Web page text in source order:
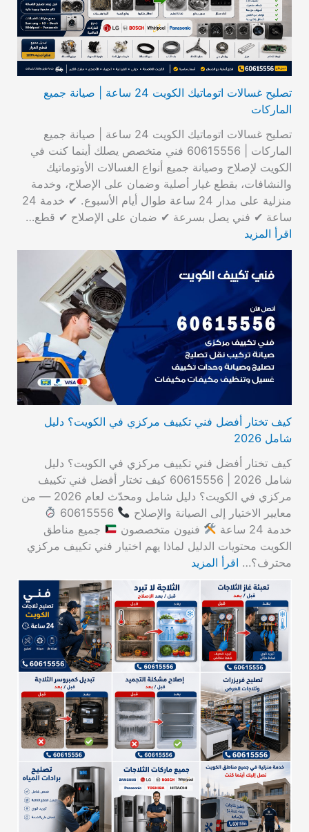
تصليح غسالات اتوماتيك الكويت 24 ساعة | صيانة جميع
الماركات
تصليح غسالات اتوماتيك الكويت 24 ساعة | صيانة جميع
الماركات | 60615556 فني متخصص يصلك أينما كنت في
الكويت لإصلاح وصيانة جميع أنواع الغسالات الأوتوماتيك
والنشافات، بقطع غيار أصلية وضمان على الإصلاح، وخدمة
منزلية على مدار 24 ساعة طوال أيام الأسبوع. ✔ خدمة 24
ساعة ✔ فني يصل بسرعة ✔ ضمان على الإصلاح ✔ قطع…
اقرأ المزيد
كيف تختار أفضل فني تكييف مركزي في الكويت؟ دليل
شامل 2026
كيف تختار أفضل فني تكييف مركزي في الكويت؟ دليل
شامل 2026 | 60615556 كيف تختار أفضل فني تكييف
مركزي في الكويت؟ دليل شامل ومحدّث لعام 2026 — من
معايير الاختيار إلى الصيانة والإصلاح
خدمة 24 ساعة
فنيون متخصصون
جميع مناطق
الكويت محتويات الدليل لماذا يهم اختيار فني تكييف مركزي
محترف؟… اقرأ المزيد